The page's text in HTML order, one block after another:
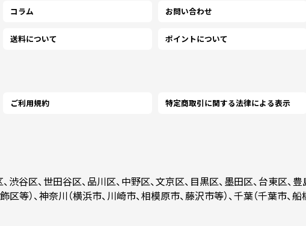
￥297,590(税抜)
(￥345,680 税込)
7500
￥347,590
(￥382,350 税込)
コラム お問い合わせ
送料について ポイントについて
ご利用規約 特定商取引に関する法律による表示
渋谷区、世田谷区、品川区、中野区、文京区、目黒区、墨田区、台東区、
区等）、神奈川（横浜市、川崎市、相模原市、藤沢市等）、千葉（千葉市、